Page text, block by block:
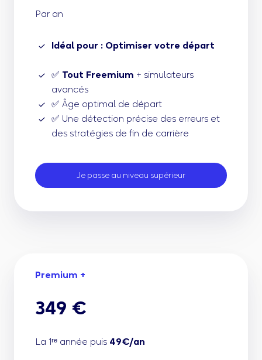
Par an
Idéal pour : Optimiser votre départ
✅ Tout Freemium + simulateurs
avancés
✅ Âge optimal de départ
✅ Une détection précise des erreurs et
des stratégies de fin de carrière
Je passe au niveau supérieur
Premium +
349 €
La 1ʳᵉ année puis 49€/an